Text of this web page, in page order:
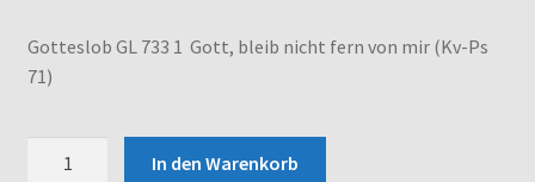
Warenkorb
Gotteslob GL 733 1 Gott, bleib nicht fern von mir (Kv-Ps
71)
In den Warenkorb